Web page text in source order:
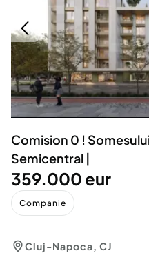
Servicii
Animale de companie
Afaceri și
Inchiriere Bunuri si
Utilaje agricole si
Piese auto si accesorii
Dacia Duster
Comision 0 !
Semicentral |
359.000 eur
Companie
Cluj-Napoca, CJ